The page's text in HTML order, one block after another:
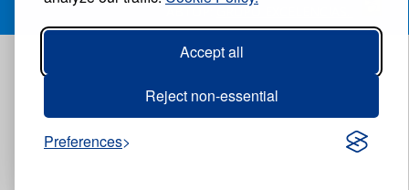
Accept all
Reject non-essential
Preferences
GRUPO EXCELENCIAS.